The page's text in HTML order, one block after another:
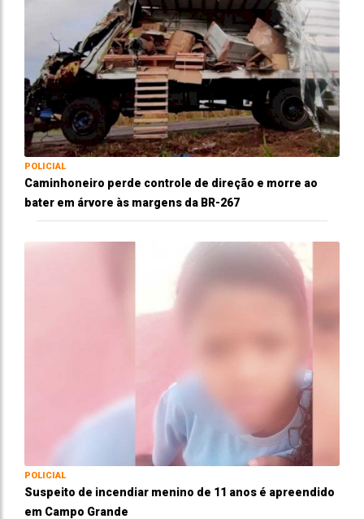
POLICIAL
Caminhoneiro perde controle de direção e morre ao
bater em árvore às margens da BR-267
POLICIAL
Suspeito de incendiar menino de 11 anos é apreendido
em Campo Grande